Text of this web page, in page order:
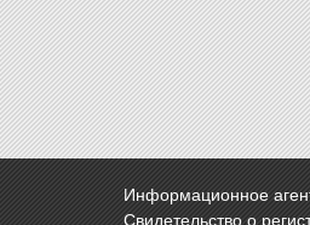
Информационное
Свидетельство о